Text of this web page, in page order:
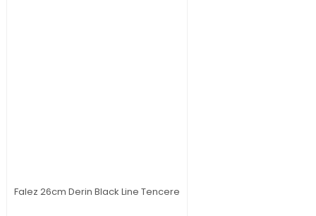
Falez 26cm Derin Black Line Tencere